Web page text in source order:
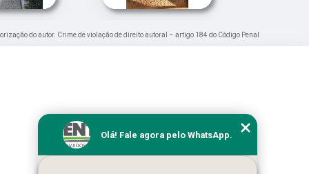
do autor. Crime de violação de direito autoral – artigo 184 do Código Penal
Olá! Fale agora pelo WhatsApp.